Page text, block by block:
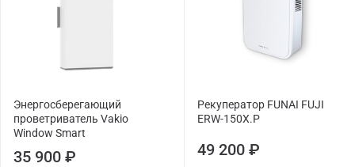
Энергосберегающий
проветриватель Vakio
Window Smart
35 900 ₽
Рекуператор FUNAI FUJI
ERW-150X.P
49 200 ₽